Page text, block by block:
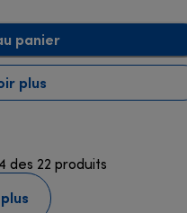
panier
plus
des 22 produits